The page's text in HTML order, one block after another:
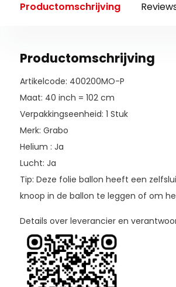
Productomschrijving
Productomschrijving
Artikelcode: 400200MO-P
Maat: 40 inch = 102 cm
Verpakkingseenheid: 1 Stuk
Merk: Grabo
Helium : Ja
Lucht: Ja
Tip: Deze folie ballon heeft een
knoop in de ballon te leggen of om
Details over leverancier en